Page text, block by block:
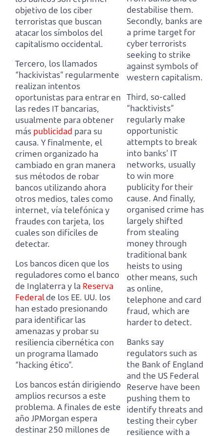
objetivo de los ciber
terroristas que buscan
atacar los símbolos del
capitalismo occidental.
Tercero, los llamados
“hackivistas” regularmente
realizan intentos
oportunistas para entrar en
las redes IT bancarias,
usualmente para obtener
más publicidad para su
causa. Y finalmente, el
crimen organizado ha
cambiado en gran manera
sus métodos de robar
bancos utilizando ahora
otros medios, tales como
internet, vía telefónica y
fraudes con tarjeta, los
cuales son difíciles de
detectar.
Los bancos dicen que los
reguladores como el banco
de Inglaterra y la Reserva
Federalde los EE. UU. los
han estado presionando
para identificar las
amenazas y probar su
resiliencia cibernética con
un programa llamado
“hacking ético”.
Los bancos están dirigiendo
amplios recursos a este
problema. A finales de este
año JPMorgan espera
destinar 250 millones de
destabilise them.
Secondly, banks are
a prime target for
cyber terrorists
seeking to strike
against symbols of
western capitalism.
Third, so-called
“hacktivists”
regularly make
opportunistic
attempts to break
into banks’ IT
networks, usually
to win more
publicity for their
cause. And finally,
organised crime has
largely shifted
from stealing
money through
traditional bank
heists to using
other means, such
as online,
telephone and card
fraud, which are
harder to detect.
Banks say
regulators such as
the Bank of England
and the US Federal
Reserve have been
pushing them to
identify threats and
testing their cyber
resilience with a